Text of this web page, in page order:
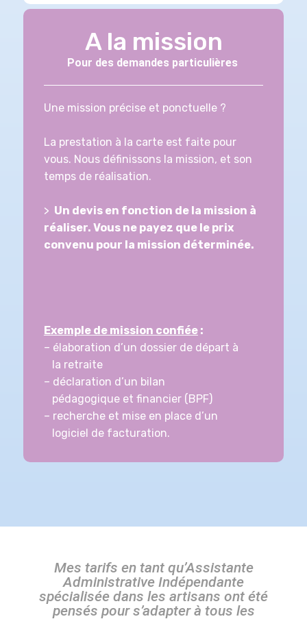
A la mission
Pour des demandes particulières
Une mission précise et ponctuelle ?
La prestation à la carte est faite pour
vous. Nous définissons la mission, et son
temps de réalisation.
> Un devis en fonction de la mission à
réaliser. Vous ne payez que le prix
convenu pour la mission déterminée.
Exemple de mission confiée:
– élaboration d’un dossier de départ à
la retraite
– déclaration d’un bilan
pédagogique et financier (BPF)
– recherche et mise en place d’un
logiciel de facturation.
Mes tarifs en tant qu’Assistante
Administrative Indépendante
spécialisée dans les artisans ont été
pensés pour s’adapter à tous les